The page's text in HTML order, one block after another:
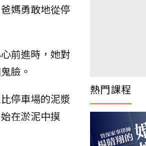
媽勇敢地從停
前進時，她對
臉。
停車場的泥漿
在淤泥中摸
熱門課程